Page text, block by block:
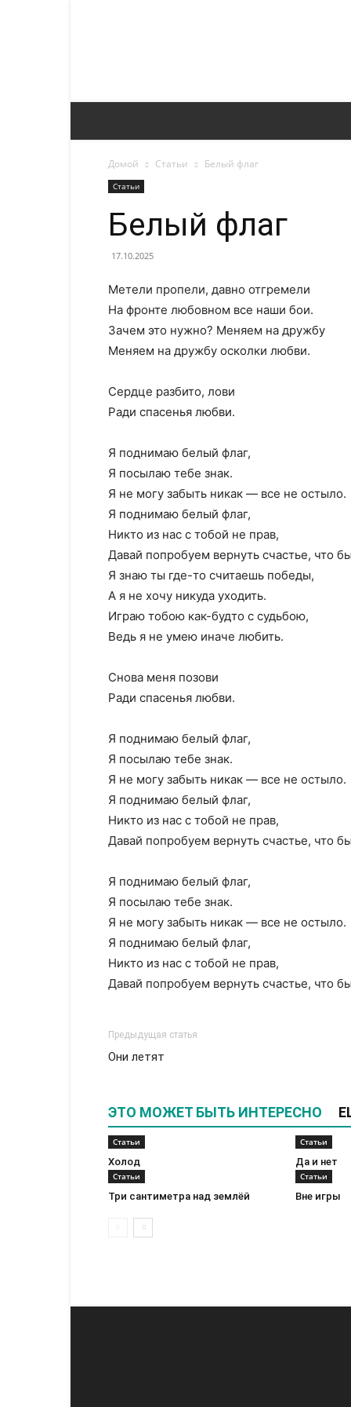
Домой Статьи Белый флаг
Статьи
Белый флаг
17.10.2025
Метели пропели, давно отгремели
На фронте любовном все наши бои.
Зачем это нужно? Меняем на дружбу
Меняем на дружбу осколки любви.
Сердце разбито, лови
Ради спасенья любви.
Я поднимаю белый флаг,
Я посылаю тебе знак.
Я не могу забыть никак — все не остыло.
Я поднимаю белый флаг,
Никто из нас с тобой не прав,
Давай попробуем вернуть счастье, что
Я знаю ты где-то считаешь победы,
А я не хочу никуда уходить.
Играю тобою как-будто с судьбою,
Ведь я не умею иначе любить.
Снова меня позови
Ради спасенья любви.
Я поднимаю белый флаг,
Я посылаю тебе знак.
Я не могу забыть никак — все не остыло.
Я поднимаю белый флаг,
Никто из нас с тобой не прав,
Давай попробуем вернуть счастье, что
Я поднимаю белый флаг,
Я посылаю тебе знак.
Я не могу забыть никак — все не остыло.
Я поднимаю белый флаг,
Никто из нас с тобой не прав,
Давай попробуем вернуть счастье, что
Предыдущая статья
Они летят
ЭТО МОЖЕТ БЫТЬ ИНТЕРЕСНО
Статьи
Холод
Статьи
Да и нет
Статьи
Три сантиметра над землёй
Статьи
Вне игры